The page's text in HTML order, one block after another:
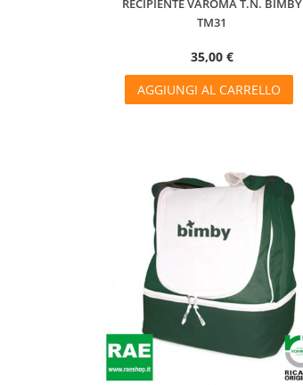
RECIPIENTE VAROMA T.N. BIMBY
TM31
35,00 €
AGGIUNGI AL CARRELLO